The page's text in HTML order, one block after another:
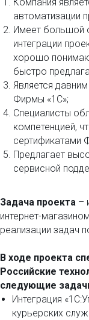
автоматизации
Имеет большой
интеграции
хорошо
быстро
Является
Фирмы «1С»;
Специалисты
компетенцией,
сертификатами
Предлагает
сервисной
Задача проекта –
интернет-
реализации задач
В ходе проекта
Российские
следующие
Интеграция
курьерских